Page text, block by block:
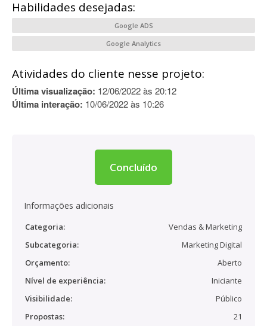
Habilidades desejadas:
Google ADS
Google Analytics
Atividades do cliente nesse projeto:
Última visualização: 12/06/2022 às 20:12
Última interação: 10/06/2022 às 10:26
Concluído
Informações adicionais
Categoria:
Vendas & Marketing
Subcategoria:
Marketing Digital
Orçamento:
Aberto
Nível de experiência:
Iniciante
Visibilidade:
Público
Propostas:
21